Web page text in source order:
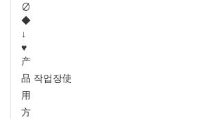
∅
◆
↓
♥
产
品 작업장使
用
方